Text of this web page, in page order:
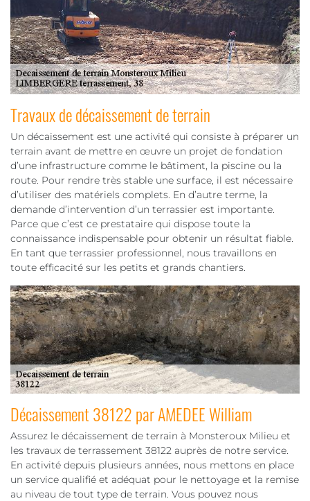
Travaux de décaissement de terrain
Un décaissement est une activité qui consiste à préparer un
terrain avant de mettre en œuvre un projet de fondation
d’une infrastructure comme le bâtiment, la piscine ou la
route. Pour rendre très stable une surface, il est nécessaire
d’utiliser des matériels complets. En d’autre terme, la
demande d’intervention d’un terrassier est importante.
Parce que c’est ce prestataire qui dispose toute la
connaissance indispensable pour obtenir un résultat fiable.
En tant que terrassier professionnel, nous travaillons en
toute efficacité sur les petits et grands chantiers.
Décaissement 38122 par AMEDEE William
Assurez le décaissement de terrain à Monsteroux Milieu et
les travaux de terrassement 38122 auprès de notre service.
En activité depuis plusieurs années, nous mettons en place
un service qualifié et adéquat pour le nettoyage et la remise
au niveau de tout type de terrain. Vous pouvez nous